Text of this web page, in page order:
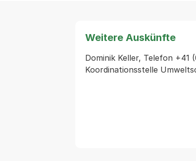
Weitere Auskünfte
Dominik Keller, Telefon +41
Koordinationsstelle